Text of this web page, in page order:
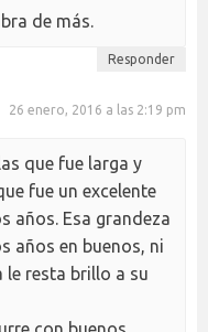
de más.
Responder
26 enero, 2016 a las 2:19 pm
que fue larga y
fue un excelente
años. Esa grandeza
años en buenos, ni
le resta brillo a su